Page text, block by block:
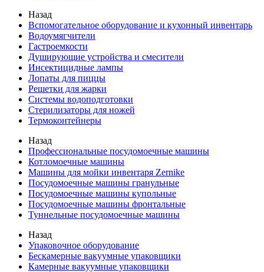
Назад
Вспомогательное оборудование и кухонный инвентарь
Водоумягчители
Гастроемкости
Душирующие устройства и смесители
Инсектицидные лампы
Лопаты для пиццы
Решетки для жарки
Системы водоподготовки
Стерилизаторы для ножей
Термоконтейнеры
Назад
Профессиональные посудомоечные машины
Котломоечные машины
Машины для мойки инвентаря Zernike
Посудомоечные машины гранульные
Посудомоечные машины купольные
Посудомоечные машины фронтальные
Туннельные посудомоечные машины
Назад
Упаковочное оборудование
Бескамерные вакуумные упаковщики
Камерные вакуумные упаковщики